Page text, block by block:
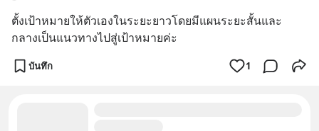
ตั้งเป้าหมายให้ตัวเองในระยะยาวโดยมีแผนระยะสั้นและ
กลางเป็นแนวทางไปสู่เป้าหมายค่ะ
บันทึก 1